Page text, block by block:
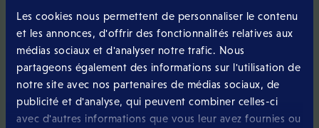
Les cookies nous permettent de personnaliser le contenu
et les annonces, d'offrir des fonctionnalités relatives aux
médias sociaux et d'analyser notre trafic. Nous
partageons également des informations sur l'utilisation de
notre site avec nos partenaires de médias sociaux, de
publicité et d'analyse, qui peuvent combiner celles-ci
avec d'autres informations que vous leur avez fournies ou
Avez-vous encore une
question ou un doute ?
Notre équipe est disponible de la manière que vous
souhaitez du lundi au samedi.